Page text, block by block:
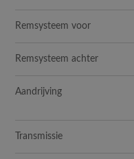
Remsysteem voor
Remsysteem achter
Aandrijving
Transmissie